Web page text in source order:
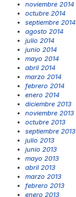
noviembre 2014
octubre 2014
septiembre 2014
agosto 2014
julio 2014
junio 2014
mayo 2014
abril 2014
marzo 2014
febrero 2014
enero 2014
diciembre 2013
noviembre 2013
octubre 2013
septiembre 2013
julio 2013
junio 2013
mayo 2013
abril 2013
marzo 2013
febrero 2013
enero 2013